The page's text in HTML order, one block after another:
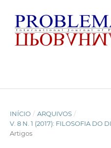
INÍCIO / ARQUIVOS /
V. 8 N. 1 (2017): FILOSOFIA DO
Artigos